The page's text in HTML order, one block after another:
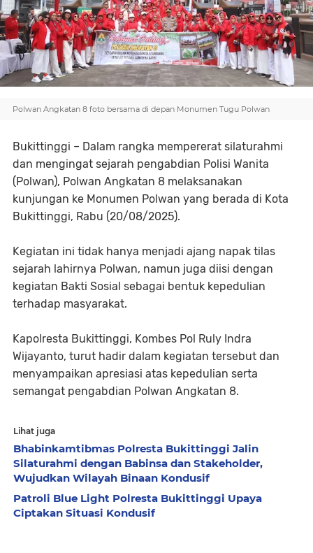
Polwan Angkatan 8 foto bersama di depan Monumen Tugu Polwan
Bukittinggi – Dalam rangka mempererat silaturahmi
dan mengingat sejarah pengabdian Polisi Wanita
(Polwan), Polwan Angkatan 8 melaksanakan
kunjungan ke Monumen Polwan yang berada di Kota
Bukittinggi, Rabu (20/08/2025).
Kegiatan ini tidak hanya menjadi ajang napak tilas
sejarah lahirnya Polwan, namun juga diisi dengan
kegiatan Bakti Sosial sebagai bentuk kepedulian
terhadap masyarakat.
Kapolresta Bukittinggi, Kombes Pol Ruly Indra
Wijayanto, turut hadir dalam kegiatan tersebut dan
menyampaikan apresiasi atas kepedulian serta
semangat pengabdian Polwan Angkatan 8.
Lihat juga
Bhabinkamtibmas Polresta Bukittinggi Jalin
Silaturahmi dengan Babinsa dan Stakeholder,
Wujudkan Wilayah Binaan Kondusif
Patroli Blue Light Polresta Bukittinggi Upaya
Ciptakan Situasi Kondusif